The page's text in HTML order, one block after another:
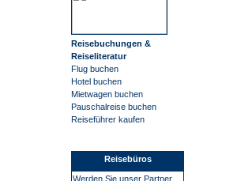
Reisebuchungen &
Reiseliteratur
Flug buchen
Hotel buchen
Mietwagen buchen
Pauschalreise buchen
Reiseführer kaufen
Reisebüros
Werden Sie unser Partner.